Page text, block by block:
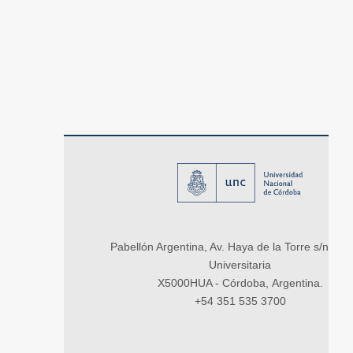
Pabellón Argentina, Av. Haya de la Torre s/n,
Universitaria
X5000HUA - Córdoba, Argentina.
+54 351 535 3700